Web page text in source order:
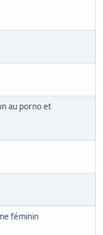
au porno et
féminin